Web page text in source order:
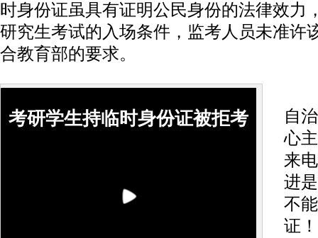
时身份证虽具有证明公民身份的法律效力
研究生考试的入场条件，监考人员未准许
合教育部的要求。
考研学生持临时身份证被拒考
自
心
来
进
不
证